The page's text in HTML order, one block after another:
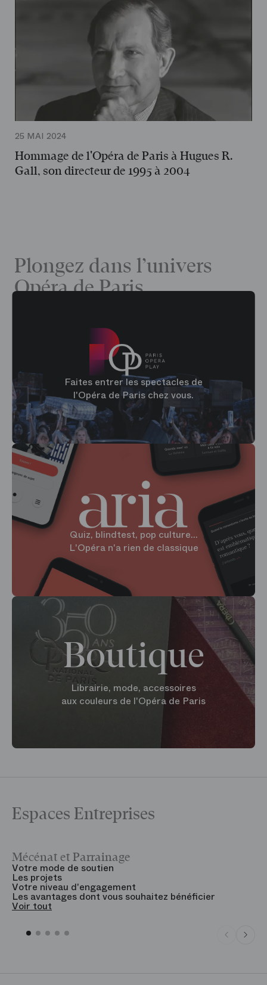
25 MAI 2024
Hommage de l'Opéra de Paris à Hugues R.
Gall, son directeur de 1995 à 2004
Plongez dans l’univers
Opéra de Paris
Faites entrer les spectacles de
l'Opéra de Paris chez vous.
Quiz, blindtest, pop culture...
L'Opéra n'a rien de classique
Boutique
Librairie, mode, accessoires
aux couleurs de l'Opéra de Paris
Espaces Entreprises
Mécénat et Parrainage
Votre mode de soutien
Les projets
Votre niveau d'engagement
Les avantages dont vous souhaitez bénéficier
Voir tout